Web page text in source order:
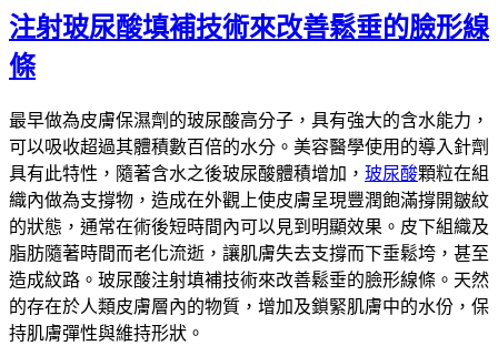
期:
注射玻尿酸填補技術來改善鬆垂的臉形線
條
最早做為皮膚保濕劑的玻尿酸高分子，具有強大的含水能力，
可以吸收超過其體積數百倍的水分。美容醫學使用的導入針劑
具有此特性，隨著含水之後玻尿酸體積增加， 玻尿酸顆粒在組
織內做為支撐物，造成在外觀上使皮膚呈現豐潤飽滿撐開皺紋
的狀態，通常在術後短時間內可以見到明顯效果。皮下組織及
脂肪隨著時間而老化流逝，讓肌膚失去支撐而下垂鬆垮，甚至
造成紋路。玻尿酸注射填補技術來改善鬆垂的臉形線條。天然
的存在於人類皮膚層內的物質，增加及鎖緊肌膚中的水份，保
持肌膚彈性與維持形狀。